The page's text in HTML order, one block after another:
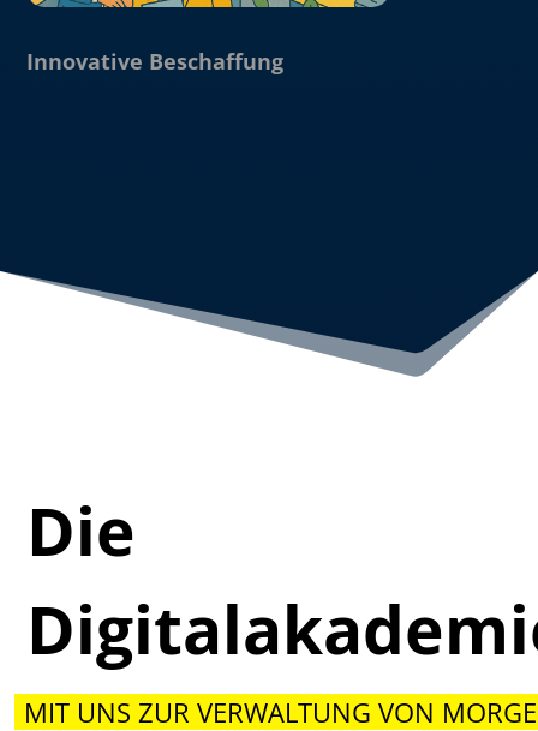
Innovative Beschaffung
Die
MIT UNS ZUR VERWALTUNG VON